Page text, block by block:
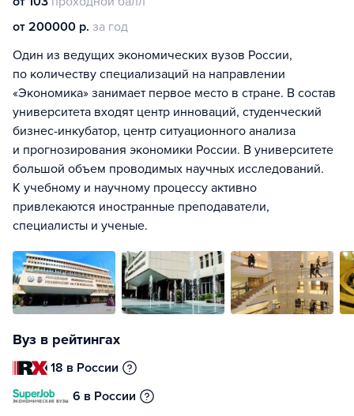
от 200000 р. за год
Один из ведущих экономических вузов России,
по количеству специализаций на направлении
«Экономика» занимает первое место в стране. В состав
университета входят центр инноваций, студенческий
бизнес-инкубатор, центр ситуационного анализа
и прогнозирования экономики России. В университете
большой объем проводимых научных исследований.
К учебному и научному процессу активно
привлекаются иностранные преподаватели,
специалисты и ученые.
Вуз в рейтингах
18 в России
6 в России